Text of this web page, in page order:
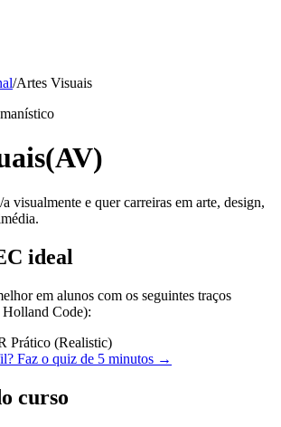
/Artes Visuais
(AV)
visualmente e quer carreiras em arte, design,
ideal
em alunos com os seguintes traços
Code):
Prático (Realistic)
Faz o quiz de 5 minutos →
curso